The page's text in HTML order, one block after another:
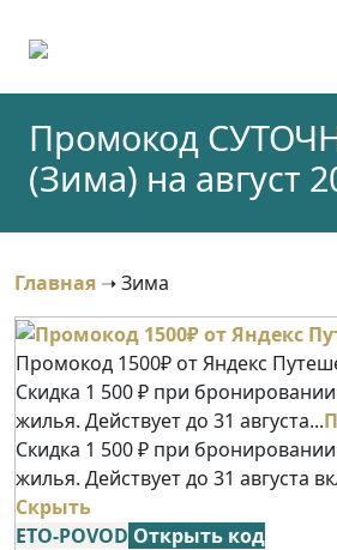
Промокод
(Зима) на август
Главная ➝Зима
Промокод 1500₽ от Яндекс
Скидка 1 500 ₽ при
жилья. Действует до 31 августа...
Скидка 1 500 ₽ при
жилья. Действует до 31 августа
Скрыть
ETO-POVOD Открыть код